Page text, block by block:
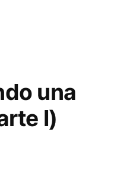
una
I)